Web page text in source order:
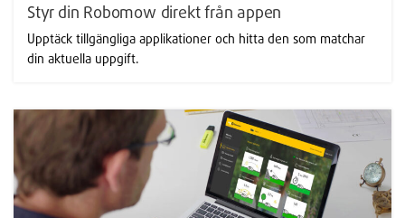
Styr din Robomow direkt från appen
Upptäck tillgängliga applikationer och hitta den som matchar
din aktuella uppgift.